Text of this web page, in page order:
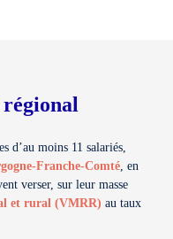
d’au moins 11 salariés,
Franche-Comté, en
verser, sur leur masse
et rural (VMRR) au taux